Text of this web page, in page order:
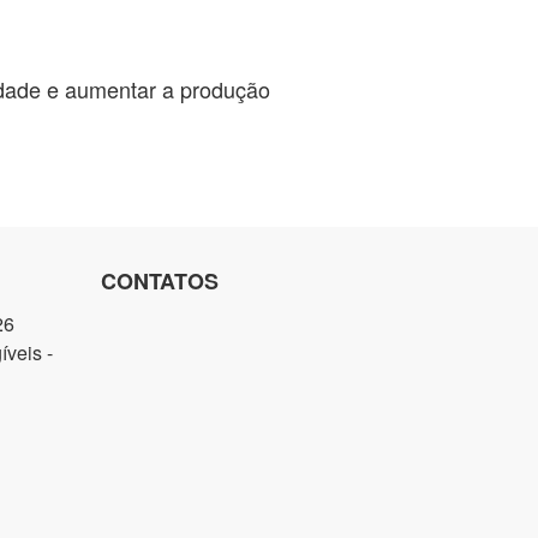
e aumentar a produção
-
CONTATOS